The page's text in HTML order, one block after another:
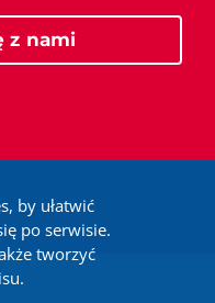
by ułatwić
po serwisie.
tworzyć
z nami